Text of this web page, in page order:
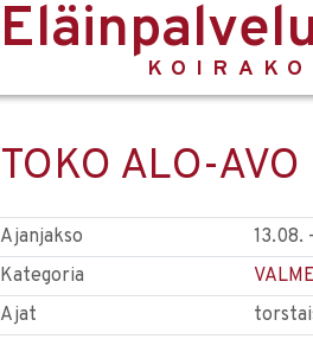
TOKO ALO-
Ajanjakso
13.08.
Kategoria
Ajat